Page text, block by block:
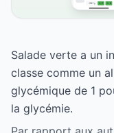
Salade verte a un
classe comme un
glycémique de 1
la glycémie.